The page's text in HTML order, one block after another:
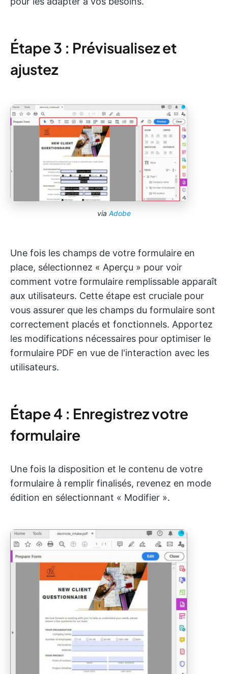
Étape 3 : Prévisualisez et
ajustez
via Adobe
Une fois les champs de votre formulaire en
place, sélectionnez « Aperçu » pour voir
comment votre formulaire remplissable apparaît
aux utilisateurs. Cette étape est cruciale pour
vous assurer que les champs du formulaire sont
correctement placés et fonctionnels. Apportez
les modifications nécessaires pour optimiser le
formulaire PDF en vue de l'interaction avec les
utilisateurs.
Étape 4 : Enregistrez votre
formulaire
Une fois la disposition et le contenu de votre
formulaire à remplir finalisés, revenez en mode
édition en sélectionnant « Modifier ».